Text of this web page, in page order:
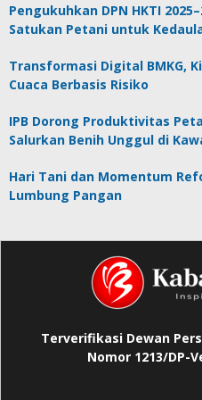
Pengukuhkan DPN HKTI
Satukan Petani untuk
Transformasi Digital BMKG,
Cuaca Berbasis Risiko
IPB Dorong Produktivitas
Salurkan Benih Unggul di
Hari Tani dan Momentum
Lumbung Pangan
Terverifikasi Dewan
Nomor 1213/DP-